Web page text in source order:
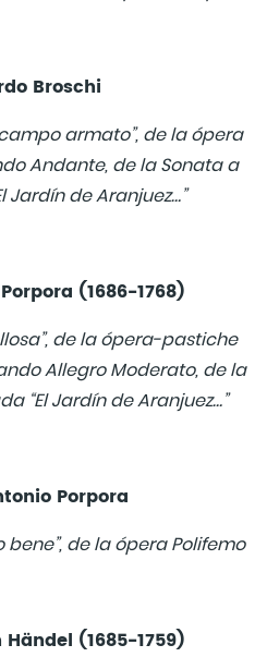
Broschi
armato”, de la ópera
Andante, de la Sonata a
Jardín de Aranjuez…”
(1686-1768)
de la ópera-pastiche
Allegro Moderato, de la
“El Jardín de Aranjuez…”
Porpora
bene”, de la ópera Polifemo
(1685-1759)